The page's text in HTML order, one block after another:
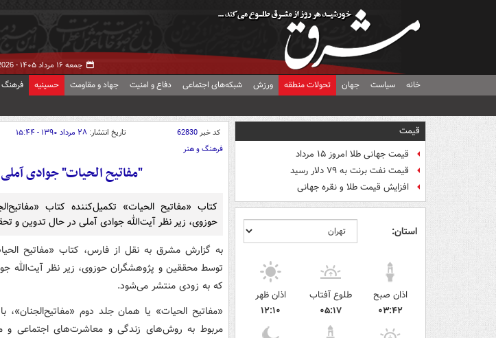
جمعه ۱۶ مرداد ۱۴۰۵ -
خانه سیاست جهان تحولات منطقه ورزش شبکه‌های اجتماعی دفاع و امنیت جهاد و مقاومت حسینیه فرهنگ
قیمت
قیمت جهانی طلا امروز ۱۵ مرداد
قیمت نفت برنت به ۷۹ دلار رسید
افزایش قیمت طلا و نقره جهانی
استان:
اذان صبح
۰۳:۴۲
طلوع آفتاب
۰۵:۱۷
اذان ظهر
۱۲:۱۰
کد خبر62830 تاریخ انتشار: ۲۸ مرداد ۱۳۹۰ - ۱۵:۴۴
فرهنگ و هنر
"مفاتیح ‌الحیات" جوادی
کتاب «مفاتیح ‌الحیات» تکمیل‌کننده کتاب
حوزوی، زیر نظر آیت‌الله جوادی آملی در حال تدوین و
به گزارش مشرق به نقل از فارس، کتاب «مفاتیح
توسط محققین و پژوهشگران حوزوی، زیر نظر آیت‌الله
که به زودی منتشر می‌شود.
«مفاتیح ‌الحیات» یا همان جلد دوم
مربوط به روش‌های زندگی و معاشرت‌های اجتماعی و